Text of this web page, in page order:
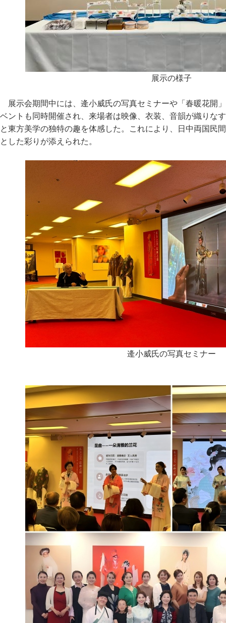
展示の様子
展示会期間中には、逄小威氏の写真セミナーや「春暖花開
ベントも同時開催され、来場者は映像、衣装、音韻が織りな
と東方美学の独特の趣を体感した。これにより、日中両国民
とした彩りが添えられた。
逄小威氏の写真セミナー